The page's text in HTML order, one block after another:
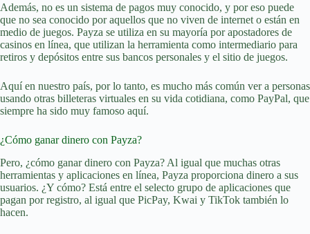
Además, no es un sistema de pagos muy conocido, y por eso puede
que no sea conocido por aquellos que no viven de internet o están en
medio de juegos. Payza se utiliza en su mayoría por apostadores de
casinos en línea, que utilizan la herramienta como intermediario para
retiros y depósitos entre sus bancos personales y el sitio de juegos.
Aquí en nuestro país, por lo tanto, es mucho más común ver a personas
usando otras billeteras virtuales en su vida cotidiana, como PayPal, que
siempre ha sido muy famoso aquí.
¿Cómo ganar dinero con Payza?
Pero, ¿cómo ganar dinero con Payza? Al igual que muchas otras
herramientas y aplicaciones en línea, Payza proporciona dinero a sus
usuarios. ¿Y cómo? Está entre el selecto grupo de aplicaciones que
pagan por registro, al igual que PicPay, Kwai y TikTok también lo
hacen.